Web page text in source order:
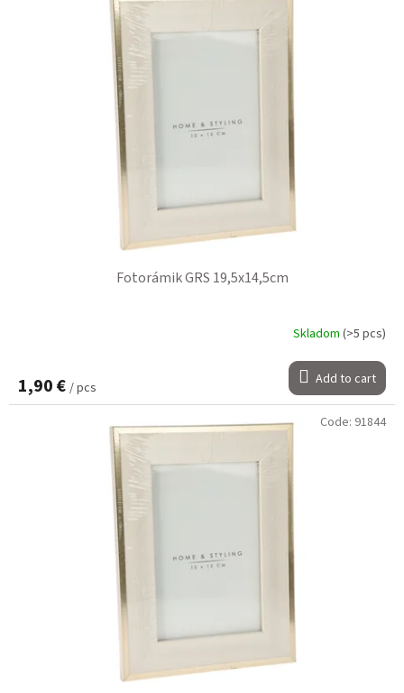
Fotorámik GRS 19,5x14,5cm
Skladom (>5 pcs)
1,90 € / pcs Add to cart
Code: 91844